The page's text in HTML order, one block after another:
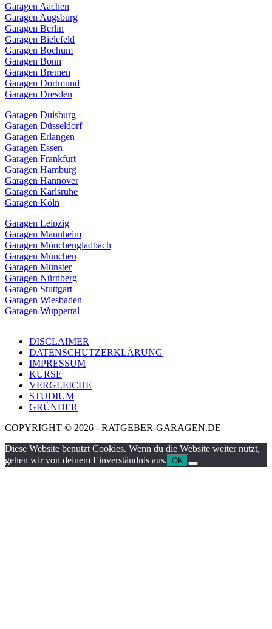
Garagen Aachen
Garagen Augsburg
Garagen Berlin
Garagen Bielefeld
Garagen Bochum
Garagen Bonn
Garagen Bremen
Garagen Dortmund
Garagen Dresden
Garagen Duisburg
Garagen Düsseldorf
Garagen Erlangen
Garagen Essen
Garagen Frankfurt
Garagen Hamburg
Garagen Hannover
Garagen Karlsruhe
Garagen Köln
Garagen Leipzig
Garagen Mannheim
Garagen Mönchengladbach
Garagen München
Garagen Münster
Garagen Nürnberg
Garagen Stuttgart
Garagen Wiesbaden
Garagen Wuppertal
DISCLAIMER
DATENSCHUTZERKLÄRUNG
IMPRESSUM
KURSE
VERGLEICHE
STUDIUM
GRÜNDER
COPYRIGHT © 2026 - RATGEBER-GARAGEN.DE
Diese Website benutzt Cookies. Wenn du die Website weiter nutzt,
gehen wir von deinem Einverständnis aus. OK